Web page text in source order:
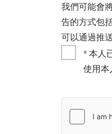
我們可能會
告的方式包
可以通過推
* 本人
使用本